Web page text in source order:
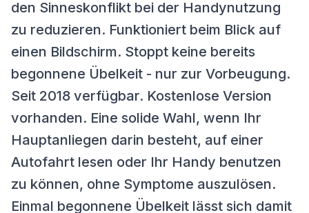
den Sinneskonflikt bei der Handynutzung
zu reduzieren. Funktioniert beim Blick auf
einen Bildschirm. Stoppt keine bereits
begonnene Übelkeit - nur zur Vorbeugung.
Seit 2018 verfügbar. Kostenlose Version
vorhanden. Eine solide Wahl, wenn Ihr
Hauptanliegen darin besteht, auf einer
Autofahrt lesen oder Ihr Handy benutzen
zu können, ohne Symptome auszulösen.
Einmal begonnene Übelkeit lässt sich damit